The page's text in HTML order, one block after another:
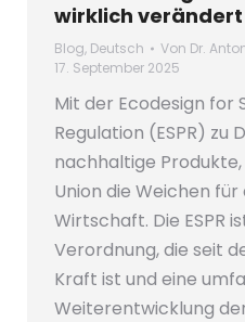
wirklich verändert
Blog, Deutsch Von Dr.
17. September 2025
Mit der Ecodesign for
Regulation (ESPR) zu
nachhaltige
Union die Weichen
Wirtschaft. Die ESPR
Verordnung, die seit
Kraft ist und eine
Weiterentwicklung